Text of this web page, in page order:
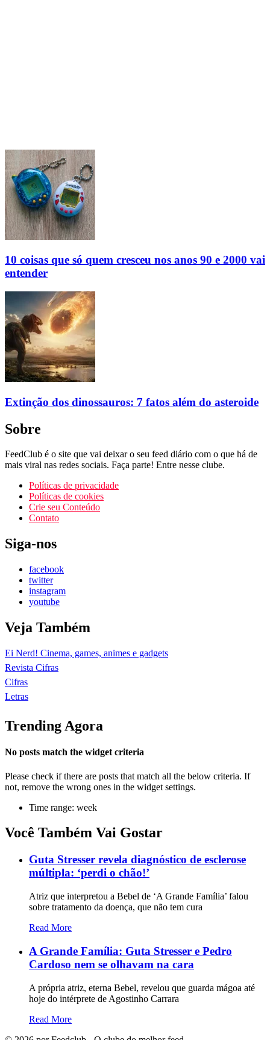
10 coisas que só quem cresceu nos anos 90 e 2000 vai
entender
Extinção dos dinossauros: 7 fatos além do asteroide
Sobre
FeedClub é o site que vai deixar o seu feed diário com o que há de
mais viral nas redes sociais. Faça parte! Entre nesse clube.
Políticas de privacidade
Políticas de cookies
Crie seu Conteúdo
Contato
Siga-nos
facebook
twitter
instagram
youtube
Veja Também
Ei Nerd! Cinema, games, animes e gadgets
Revista Cifras
Cifras
Letras
Trending Agora
No posts match the widget criteria
Please check if there are posts that match all the below criteria. If
not, remove the wrong ones in the widget settings.
Time range: week
Você Também Vai Gostar
Guta Stresser revela diagnóstico de esclerose
múltipla: ‘perdi o chão!’
Atriz que interpretou a Bebel de ‘A Grande Família’ falou
sobre tratamento da doença, que não tem cura
Read More
A Grande Família: Guta Stresser e Pedro
Cardoso nem se olhavam na cara
A própria atriz, eterna Bebel, revelou que guarda mágoa até
hoje do intérprete de Agostinho Carrara
Read More